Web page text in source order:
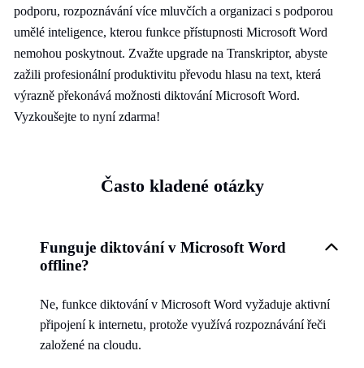
podporu, rozpoznávání více mluvčích a organizaci s podporou
umělé inteligence, kterou funkce přístupnosti Microsoft Word
nemohou poskytnout. Zvažte upgrade na Transkriptor, abyste
zažili profesionální produktivitu převodu hlasu na text, která
výrazně překonává možnosti diktování Microsoft Word.
Vyzkoušejte to nyní zdarma!
Často kladené otázky
Funguje diktování v Microsoft Word
offline?
Ne, funkce diktování v Microsoft Word vyžaduje aktivní
připojení k internetu, protože využívá rozpoznávání řeči
založené na cloudu.